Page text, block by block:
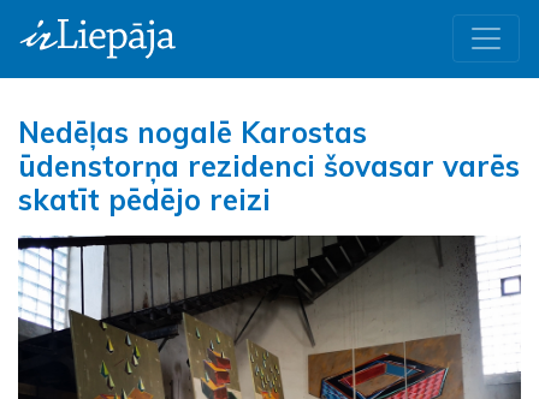
Nedēļas nogalē Karostas
ūdenstorņa rezidenci šovasar varēs
skatīt pēdējo reizi